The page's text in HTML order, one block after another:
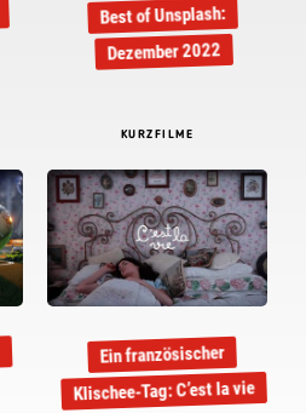
Best of Unsplash:
Dezember 2022
KURZFILME
Ein französischer
Klischee-Tag: C’est la vie